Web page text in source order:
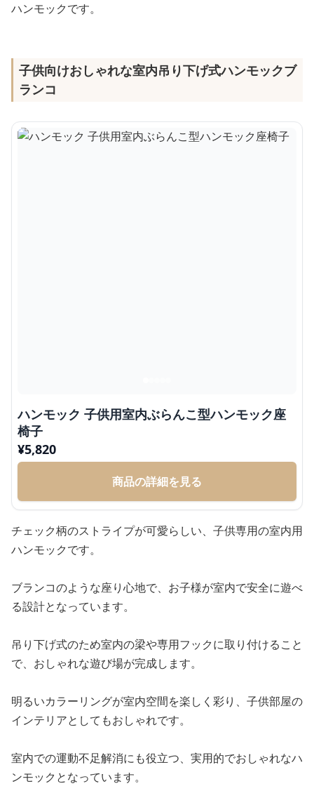
ハンモックです。
子供向けおしゃれな室内吊り下げ式ハンモックブ
ランコ
ハンモック 子供用室内ぶらんこ型ハンモック座
椅子
¥5,820
商品の詳細を見る
チェック柄のストライプが可愛らしい、子供専用の室内用
ハンモックです。
ブランコのような座り心地で、お子様が室内で安全に遊べ
る設計となっています。
吊り下げ式のため室内の梁や専用フックに取り付けること
で、おしゃれな遊び場が完成します。
明るいカラーリングが室内空間を楽しく彩り、子供部屋の
インテリアとしてもおしゃれです。
室内での運動不足解消にも役立つ、実用的でおしゃれなハ
ンモックとなっています。